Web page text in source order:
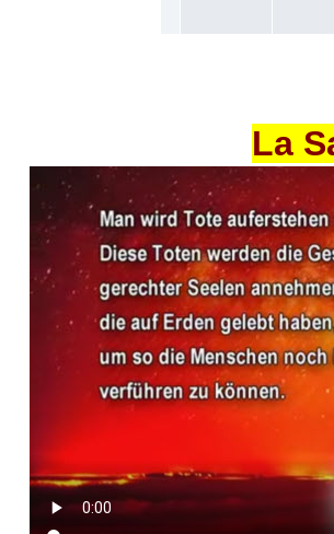
La